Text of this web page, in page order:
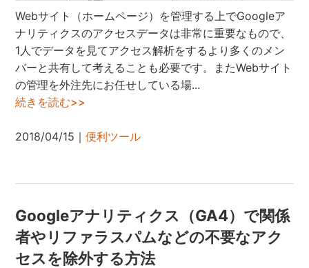
Webサイト（ホームページ）を管理する上でGoogleア
ナリティクスのアクセスデータは非常に重要なもので、
1人でデータを見てアクセス解析をするより多くのメン
バーと共有して考えることも必要です。またWebサイト
の管理を外注先にお任せしている場...
続きを読む>>
2018/04/15｜便利ツール
Googleアナリティクス（GA4）で関係
者やリファラスパムなどの不要なアク
セスを除外する方法